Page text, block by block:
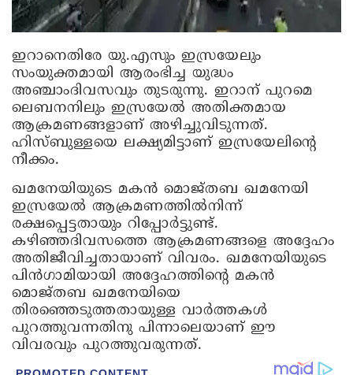
ഇറാനെതിരേ യു.എസും ഇസ്രയേലും
സംയുക്തമായി ആരംഭിച്ച യുദ്ധം
അഞ്ചാംദിവസവും തുടരുന്നു. ഇറാന് പുറമെ
ലെബനനിലും ഇസ്രയേൽ അതിക്തമായ
ആക്രമണങ്ങളാണ് അഴിച്ചുവിടുന്നത്.
ഹിസ്ബുള്ളയെ ലക്ഷ്യമിട്ടാണ് ഇസ്രയേലിന്റെ
നീക്കം.
ഖമനേയിയുടെ മകൻ മൊജ്തബ ഖമനേയി
ഇസ്രയേൽ ആക്രമണത്തിൽനിന്ന്
രക്ഷപ്പെട്ടതായും റിപ്പോർട്ടുണ്ട്.
കഴിഞ്ഞദിവസത്തെ ആക്രമണങ്ങളെ അദ്ദേഹം
അതിജീവിച്ചതായാണ് വിവരം. ഖമനേയിയുടെ
പിൻഗാമിയായി അദ്ദേഹത്തിന്റെ മകൻ
മൊജ്തബ ഖമനേയിയെ
തിരഞ്ഞെടുത്തതായുള്ള വാർത്തകൾ
പുറത്തുവന്നതിനു പിന്നാലെയാണ് ഈ
വിവരവും പുറത്തുവരുന്നത്.